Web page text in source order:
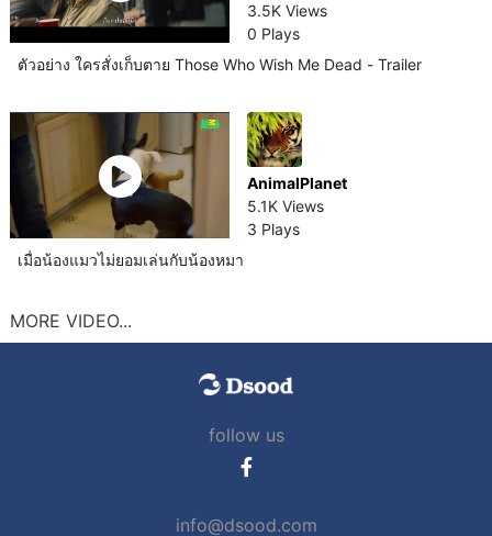
3.5K Views
0 Plays
ตัวอย่าง ใครสั่งเก็บตาย Those Who Wish Me Dead - Trailer
AnimalPlanet
5.1K Views
3 Plays
เมื่อน้องแมวไม่ยอมเล่นกับน้องหมา
MORE VIDEO...
follow us
info@dsood.com